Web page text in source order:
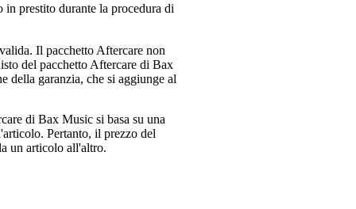
prestito durante la procedura di
Il pacchetto Aftercare non
del pacchetto Aftercare di Bax
della garanzia, che si aggiunge al
di Bax Music si basa su una
Pertanto, il prezzo del
un articolo all'altro.